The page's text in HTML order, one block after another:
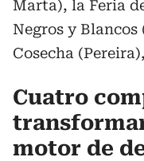
Marta), la Feria
Negros y Blancos
Cosecha
Cuatro
motor de